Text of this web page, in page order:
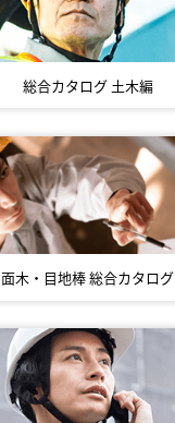
総合カタログ土木編
面木・目地棒総合カタログ